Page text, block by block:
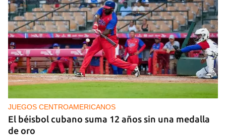
PODCAST
Cafecito informativo del viernes 7 de agosto de
2026
JUEGOS CENTROAMERICANOS
El béisbol cubano suma 12 años sin una medalla
de oro